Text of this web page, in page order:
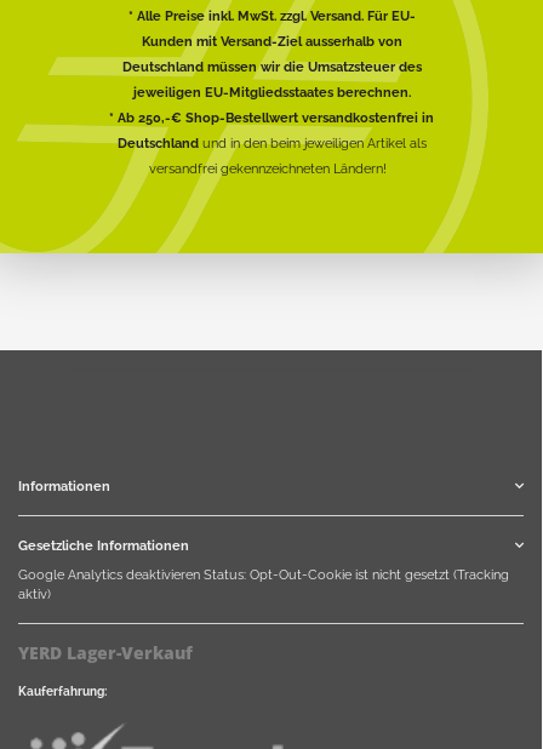
* Alle Preise inkl. MwSt. zzgl. Versand. Für EU-
Kunden mit Versand-Ziel ausserhalb von
Deutschland müssen wir die Umsatzsteuer des
jeweiligen EU-Mitgliedsstaates berechnen.
* Ab 250,-€ Shop-Bestellwert versandkostenfrei in
Deutschlandund in den beim jeweiligen Artikel als
versandfrei gekennzeichneten Ländern!
Informationen
Gesetzliche Informationen
Google Analytics deaktivieren Status: Opt-Out-Cookie ist nicht gesetzt (Tracking
aktiv)
YERD Lager-Verkauf
Kauferfahrung: